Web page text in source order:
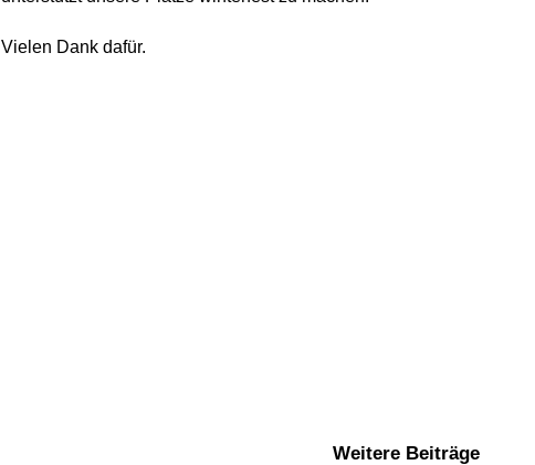
Vielen Dank dafür.
Weitere Beiträge